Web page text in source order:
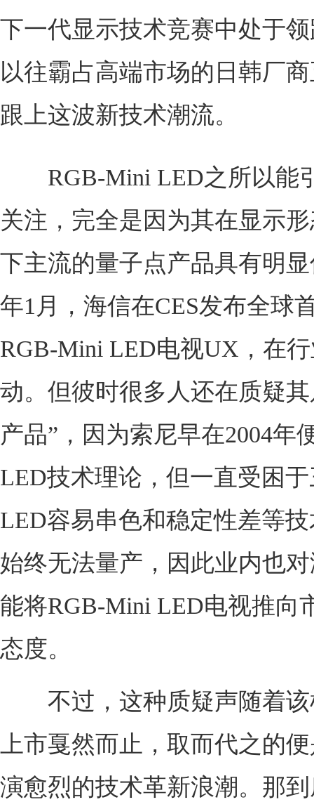
下一代显示技术竞赛中处于
以往霸占高端市场的日韩厂
跟上这波新技术潮流。
RGB-Mini LED之所以能
关注，完全是因为其在显示
下主流的量子点产品具有明
年1月，海信在CES发布全球
RGB-Mini LED电视UX，在
动。但彼时很多人还在质疑其
产品”，因为索尼早在2004年
LED技术理论，但一直受困
LED容易串色和稳定性差等
始终无法量产，因此业内也
能将RGB-Mini LED电视推向
态度。
不过，这种质疑声随着该
上市戛然而止，取而代之的
演愈烈的技术革新浪潮。那